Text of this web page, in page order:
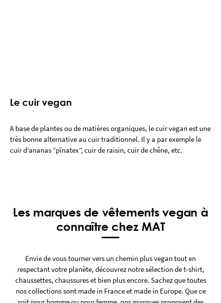
Le cuir vegan
A base de plantes ou de matières organiques, le cuir vegan est une
très bonne alternative au cuir traditionnel. Il y a par exemple le
cuir d’ananas “pïnatex”, cuir de raisin, cuir de chêne, etc.
Les marques de vêtements vegan à
connaître chez MAT
Envie de vous tourner vers un chemin plus vegan tout en
respectant votre planète, découvrez notre sélection de t-shirt,
chaussettes, chaussures et bien plus encore. Sachez que toutes
nos collections sont made in France et made in Europe. Que ce